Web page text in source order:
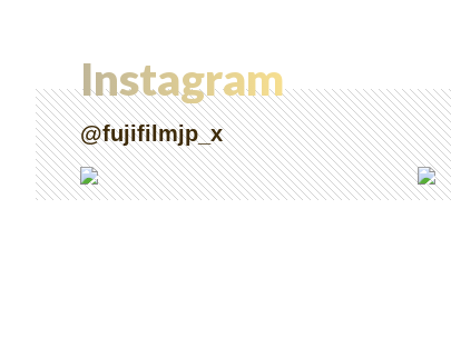
Instagram
@fujifilmjp_x